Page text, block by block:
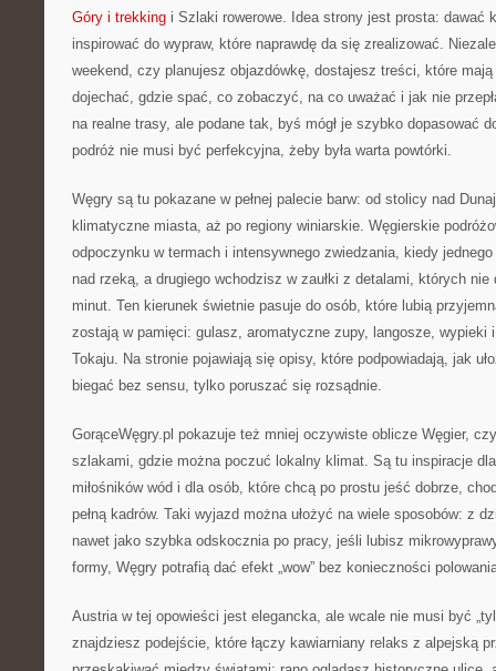
Góry i trekking i Szlaki rowerowe. Idea strony jest prosta: dawać
inspirować do wypraw, które naprawdę da się zrealizować.
weekend, czy planujesz objazdówkę, dostajesz treści, które
dojechać, gdzie spać, co zobaczyć, na co uważać i jak nie
na realne trasy, ale podane tak, byś mógł je szybko dopasować
podróż nie musi być perfekcyjna, żeby była warta powtórki.
Węgry są tu pokazane w pełnej palecie barw: od stolicy nad
klimatyczne miasta, aż po regiony winiarskie. Węgierskie
odpoczynku w termach i intensywnego zwiedzania, kiedy jednego
nad rzeką, a drugiego wchodzisz w zaułki z detalami, których nie
minut. Ten kierunek świetnie pasuje do osób, które lubią
zostają w pamięci: gulasz, aromatyczne zupy, langosze, wypieki
Tokaju. Na stronie pojawiają się opisy, które podpowiadają, jak
biegać bez sensu, tylko poruszać się rozsądnie.
GorąceWęgry.pl pokazuje też mniej oczywiste oblicze Węgier,
szlakami, gdzie można poczuć lokalny klimat. Są tu inspiracje
miłośników wód i dla osób, które chcą po prostu jeść dobrze,
pełną kadrów. Taki wyjazd można ułożyć na wiele sposobów: z
nawet jako szybka odskocznia po pracy, jeśli lubisz
formy, Węgry potrafią dać efekt „wow” bez konieczności
Austria w tej opowieści jest elegancka, ale wcale nie musi być
znajdziesz podejście, które łączy kawiarniany relaks z alpejską